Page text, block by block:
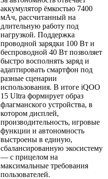
аккумулятор ёмкостью 7400
мАч, рассчитанный на
длительную работу под
нагрузкой. Поддержка
проводной зарядки 100 Вт и
беспроводной 40 Вт позволяет
быстро восполнять заряд и
адаптировать смартфон под
разные сценарии
использования. В итоге iQOO
15 Ultra формирует образ
флагманского устройства, в
котором дисплей,
производительность, игровые
функции и автономность
выстроены в единую,
сбалансированную экосистему
— с прицелом на
максимальные требования
пользователей.